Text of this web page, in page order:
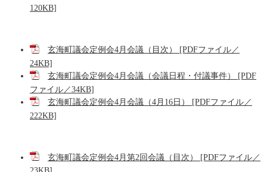
120KB]
玄海町議会定例会4月会議（目次） [PDFファイル／
24KB]
玄海町議会定例会4月会議（会議日程・付議事件） [PDF
ファイル／34KB]
玄海町議会定例会4月会議（4月16日） [PDFファイル／
222KB]
玄海町議会定例会4月第2回会議（目次） [PDFファイル／